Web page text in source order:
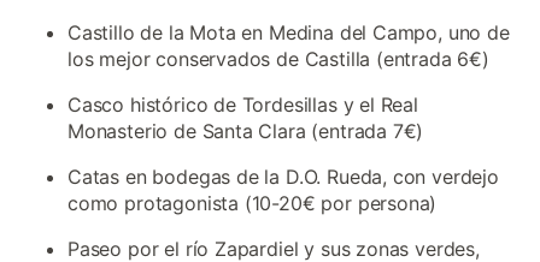
Castillo de la Mota en Medina del Campo, uno de
los mejor conservados de Castilla (entrada 6€)
Casco histórico de Tordesillas y el Real
Monasterio de Santa Clara (entrada 7€)
Catas en bodegas de la D.O. Rueda, con verdejo
como protagonista (10-20€ por persona)
Paseo por el río Zapardiel y sus zonas verdes,